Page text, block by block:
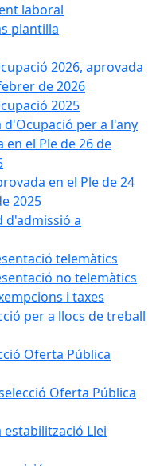
laboral
plantilla
2026, aprovada
de 2026
2025
per a l'any
en el Ple de 26 de
en el Ple de 24
2025
d'admissió a
telemàtics
no telemàtics
i taxes
per a llocs de treball
Oferta Pública
Oferta Pública
Llei